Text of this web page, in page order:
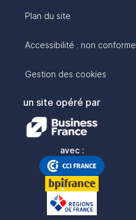
Plan du site
Accessibilité : non conforme
Gestion des cookies
un site opéré par
avec :